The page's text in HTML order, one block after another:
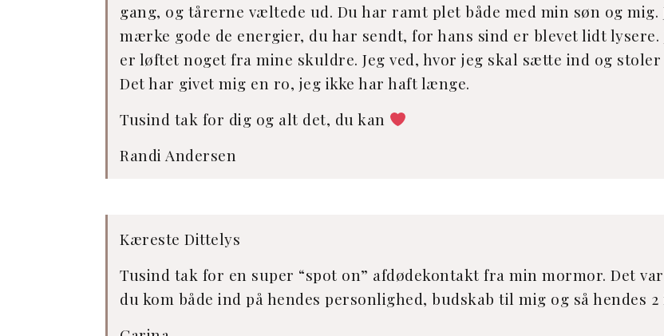
gang, og tårerne væltede ud. Du har ramt plet både med min søn og
mærke gode de energier, du har sendt, for hans sind er blevet lidt lysere.
er løftet noget fra mine skuldre. Jeg ved, hvor jeg skal sætte ind og
Det har givet mig en ro, jeg ikke har haft længe.
Tusind tak for dig og alt det, du kan
Randi Andersen
Kæreste Dittelys
Tusind tak for en super “spot on” afdødekontakt fra min mormor. Det
du kom både ind på hendes personlighed, budskab til mig og så hendes